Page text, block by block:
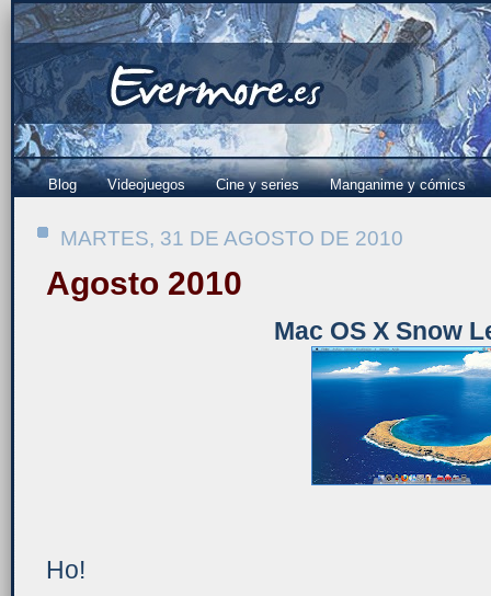
Blog Videojuegos Cine y series Manganime y cómics
MARTES, 31 DE AGOSTO DE 2010
Agosto 2010
Mac OS X Snow
Ho!